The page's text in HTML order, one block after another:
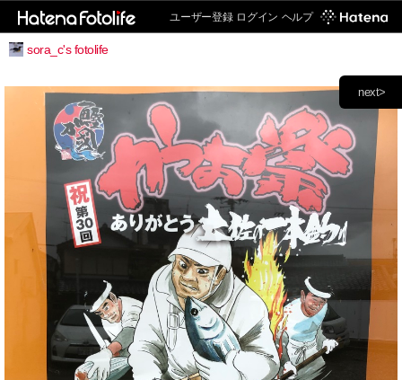
ユーザー登録 ログイン ヘルプ
sora_c's fotolife
next>